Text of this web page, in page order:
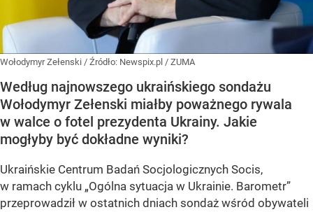
Wołodymyr Zełenski / Źródło: Newspix.pl / ZUMA
Według najnowszego ukraińskiego sondażu
Wołodymyr Zełenski miałby poważnego rywala
w walce o fotel prezydenta Ukrainy. Jakie
mogłyby być dokładne wyniki?
Ukraińskie Centrum Badań Socjologicznych Socis,
w ramach cyklu „Ogólna sytuacja w Ukrainie. Barometr”
przeprowadził w ostatnich dniach sondaż wśród obywateli